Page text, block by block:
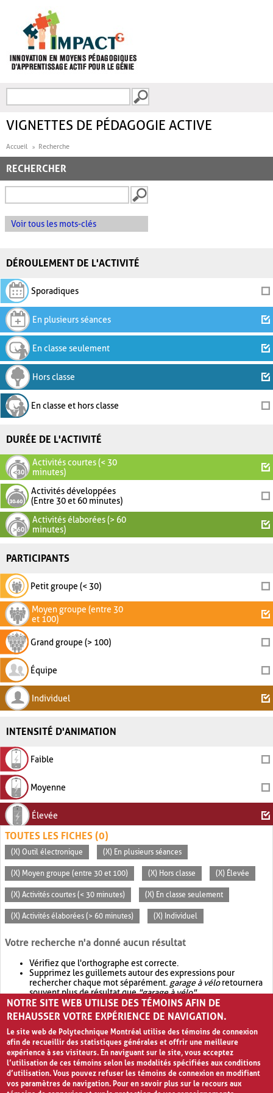
FORMULAIRE DE
VIGNETTES DE PÉDAGOGIE ACTIVE
Accueil Recherche
RECHERCHER
Voir tous les mots-clés
DÉROULEMENT DE L'ACTIVITÉ
Sporadiques
En plusieurs séances
En classe seulement
Hors classe
En classe et hors classe
DURÉE DE L'ACTIVITÉ
Activités courtes (< 30
minutes)
Activités développées
(Entre 30 et 60 minutes)
Activités élaborées (> 60
minutes)
PARTICIPANTS
Petit groupe (< 30)
Moyen groupe (entre 30
et 100)
Grand groupe (> 100)
Équipe
Individuel
INTENSITÉ D'ANIMATION
Faible
Moyenne
Élevée
TOUTES LES FICHES (0)
(X) Outil électronique (X) En plusieurs séances
(X) Moyen groupe (entre 30 et 100) (X) Hors classe (X) Élevée
(X) Activités courtes (< 30 minutes) (X) En classe seulement
(X) Activités élaborées (> 60 minutes) (X) Individuel
Votre recherche n'a donné aucun résultat
Vérifiez que l'orthographe est correcte.
Supprimez les guillemets autour des expressions pour
rechercher chaque mot séparément. garage à véloretournera
souvent plus de résultat que"garage à vélo".
Envisagez d'élargir votre recherche avec OR.garage OR vélo
retournera souvent plus de résultat quegarage à vélo
NOTRE SITE WEB UTILISE DES TÉMOINS AFIN DE
REHAUSSER VOTRE EXPÉRIENCE DE NAVIGATION.
Le site web de Polytechnique Montréal utilise des témoins de connexion
afin de recueillir des statistiques générales et offrir une meilleure
expérience à ses visiteurs. En naviguant sur le site, vous acceptez
l’utilisation de ces témoins selon les modalités spécifiées aux conditions
d’utilisation. Vous pouvez refuser les témoins de connexion en modifiant
vos paramètres de navigation. Pour en savoir plus sur le recours aux